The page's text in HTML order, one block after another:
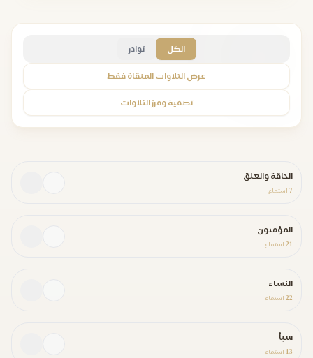
الكل نوادر
عرض التلاوات المنقاة فقط
تصفية وفرز التلاوات
الحاقة والعلق
7 استماع
المؤمنون
21 استماع
النساء
22 استماع
سبأ
13 استماع